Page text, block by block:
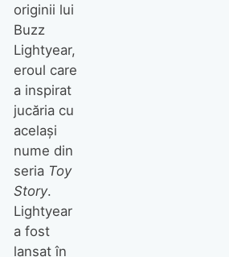
originii lui
Buzz
Lightyear,
eroul care
a inspirat
jucăria cu
același
nume din
seria Toy
Story.
Lightyear
a fost
lansat în